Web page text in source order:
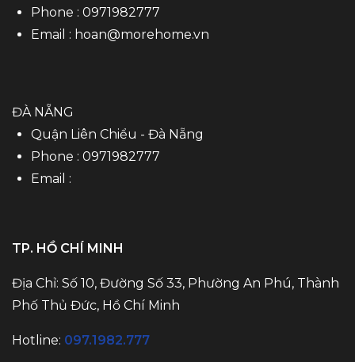
Phone : 0971982777
Email : hoan@morehome.vn
ĐÀ NẴNG
Quận Liên Chiểu - Đà Nẵng
Phone : 0971982777
Email :
TP. HỒ CHÍ MINH
Địa Chỉ: Số 10, Đường Số 33, Phường An Phú, Thành
Phố Thủ Đức, Hồ Chí Minh
Hotline: 097.1982.777